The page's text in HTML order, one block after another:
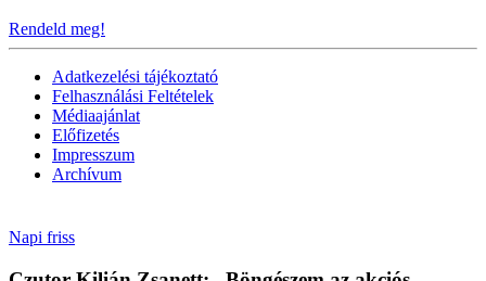
Rendeld meg!
Adatkezelési tájékoztató
Felhasználási Feltételek
Médiaajánlat
Előfizetés
Impresszum
Archívum
Napi friss